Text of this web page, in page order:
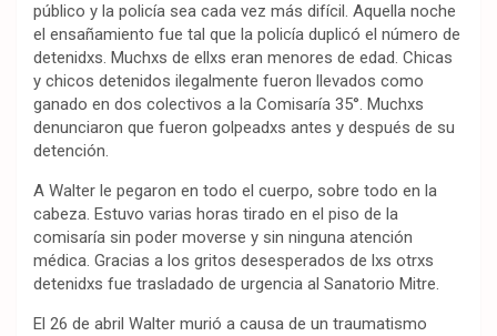
público y la policía sea cada vez más difícil. Aquella noche
el ensañamiento fue tal que la policía duplicó el número de
detenidxs. Muchxs de ellxs eran menores de edad. Chicas
y chicos detenidos ilegalmente fueron llevados como
ganado en dos colectivos a la Comisaría 35°. Muchxs
denunciaron que fueron golpeadxs antes y después de su
detención.
A Walter le pegaron en todo el cuerpo, sobre todo en la
cabeza. Estuvo varias horas tirado en el piso de la
comisaría sin poder moverse y sin ninguna atención
médica. Gracias a los gritos desesperados de lxs otrxs
detenidxs fue trasladado de urgencia al Sanatorio Mitre.
El 26 de abril Walter murió a causa de un traumatismo